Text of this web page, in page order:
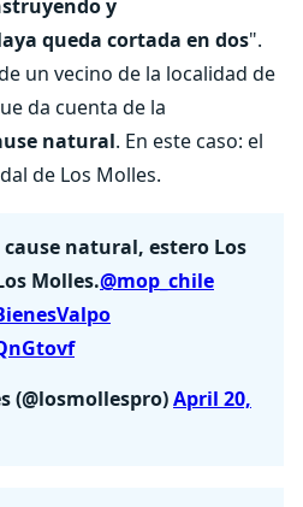
y
queda cortada en dos".
un vecino de la localidad de
da cuenta de la
natural. En este caso: el
de Los Molles.
natural, estero Los
Molles.@mop_chile
(@losmollespro)April 20,